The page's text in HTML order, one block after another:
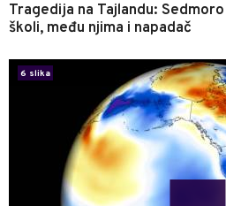
Tragedija na Tajlandu:
školi, među njima i napadač
6 slika